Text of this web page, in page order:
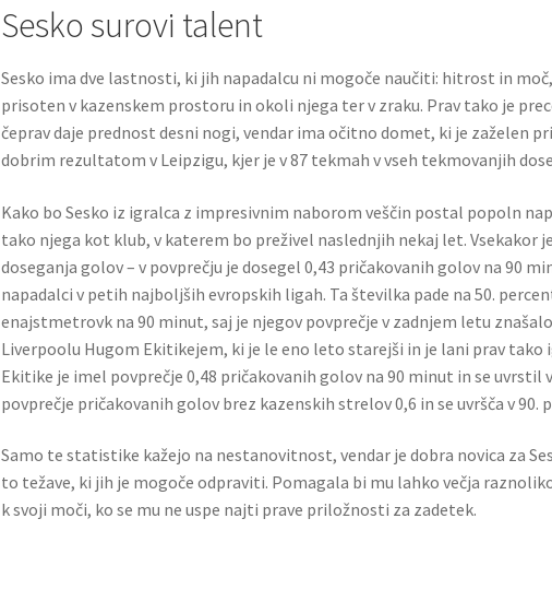
Sesko surovi talent
Sesko ima dve lastnosti, ki jih napadalcu ni mogoče naučiti: hitrost in
prisoten v kazenskem prostoru in okoli njega ter v zraku. Prav tako je
čeprav daje prednost desni nogi, vendar ima očitno domet, ki je zaželen
dobrim rezultatom v Leipzigu, kjer je v 87 tekmah v vseh tekmovanjih
Kako bo Sesko iz igralca z impresivnim naborom veščin postal popoln
tako njega kot klub, v katerem bo preživel naslednjih nekaj let.
doseganja golov – v povprečju je dosegel 0,43 pričakovanih golov na 90
napadalci v petih najboljših evropskih ligah. Ta številka pade na 50.
enajstmetrovk na 90 minut, saj je njegov povprečje v zadnjem letu
Liverpoolu Hugom Ekitikejem, ki je le eno leto starejši in je lani prav tako
Ekitike je imel povprečje 0,48 pričakovanih golov na 90 minut in se uvrstil
povprečje pričakovanih golov brez kazenskih strelov 0,6 in se uvršča v 90.
Samo te statistike kažejo na nestanovitnost, vendar je dobra novica za
to težave, ki jih je mogoče odpraviti. Pomagala bi mu lahko večja
k svoji moči, ko se mu ne uspe najti prave priložnosti za zadetek.